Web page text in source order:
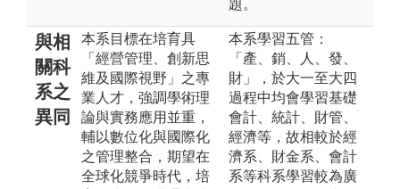
題。
與相
關科
系之
異同
本系目標在培育具
「經營管理、創新思
維及國際視野」之專
業人才，強調學術理
論與實務應用並重，
輔以數位化與國際化
之管理整合，期望在
全球化競爭時代，培
本系學習五管：
「產、銷、人、發、
財」，於大一至大四
過程中均會學習基礎
會計、統計、財管、
經濟等，故相較於經
濟系、財金系、會計
系等科系學習較為廣